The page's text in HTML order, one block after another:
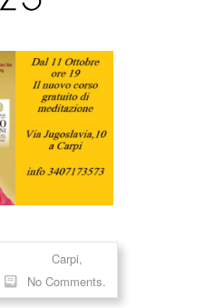
Carpi,
No Comments.